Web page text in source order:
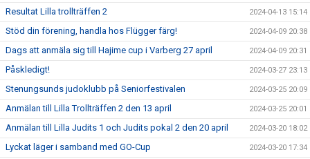
Resultat Lilla trollträffen 2 2024-04-13 15:14
Stöd din förening, handla hos Flügger färg! 2024-04-09 20:38
Dags att anmäla sig till Hajime cup i Varberg 27 april 2024-04-09 20:31
Påskledigt! 2024-03-27 23:13
Stenungsunds judoklubb på Seniorfestivalen 2024-03-25 20:09
Anmälan till Lilla Trollträffen 2 den 13 april 2024-03-25 20:01
Anmälan till Lilla Judits 1 och Judits pokal 2 den 20 april 2024-03-20 18:02
Lyckat läger i samband med GO-Cup 2024-03-20 17:34